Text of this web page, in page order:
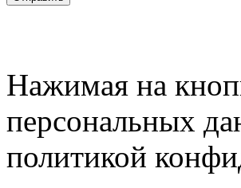
Нажимая на
персональных
политикой